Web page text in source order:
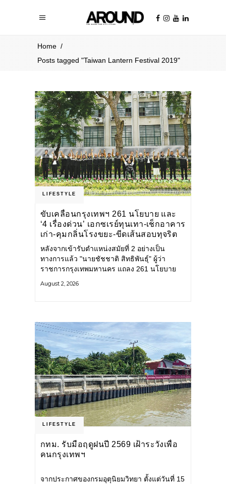
Home /
Posts tagged "Taiwan Lantern Festival 2019"
LIFESTYLE
ขับเคลื่อนกรุงเทพฯ 261 นโยบาย และ
‘4 เรื่องด่วน’ เอกซเรย์ทุนเทา-เช็กอาคาร
เก่า-คุมกลิ่นโรงขยะ-ขีดเส้นสอบทุจริต
หลังจากเข้ารับตำแหน่งสมัยที่ 2 อย่างเป็น
ทางการแล้ว "นายชัชชาติ สิทธิพันธุ์" ผู้ว่า
ราชการกรุงเทพมหานคร แถลง 261 นโยบาย
ยุทธศาสตร์ จัดทำตัวชี้วัด
August 2, 2026
LIFESTYLE
กทม. รับมือฤดูฝนปี 2569 เฝ้าระวังเพื่อ
คนกรุงเทพฯ
จากประกาศของกรมอุตุนิยมวิทยา ตั้งแต่วันที่ 15